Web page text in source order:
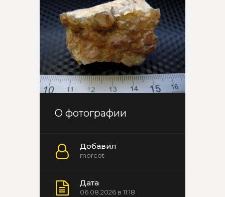
О фотографии
Добавил
morcot
Дата
06.08.2026 в 11:18